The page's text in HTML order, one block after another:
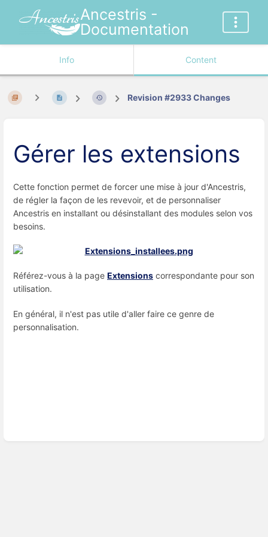
Ancestris -
Documentation
Info Content
Revision #2933 Changes
Gérer les extensions
Cette fonction permet de forcer une mise à jour d'Ancestris,
de régler la façon de les revevoir, et de personnaliser
Ancestris en installant ou désinstallant des modules selon vos
besoins.
Référez-vous à la page Extensions correspondante pour son
utilisation.
En général, il n'est pas utile d'aller faire ce genre de
personnalisation.